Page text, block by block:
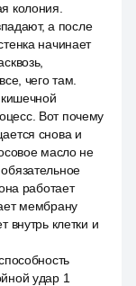
колония.
а после
начинает
чего там.
Вот почему
снова и
масло не
работает
мембрану
внутрь клетки и
удар 1